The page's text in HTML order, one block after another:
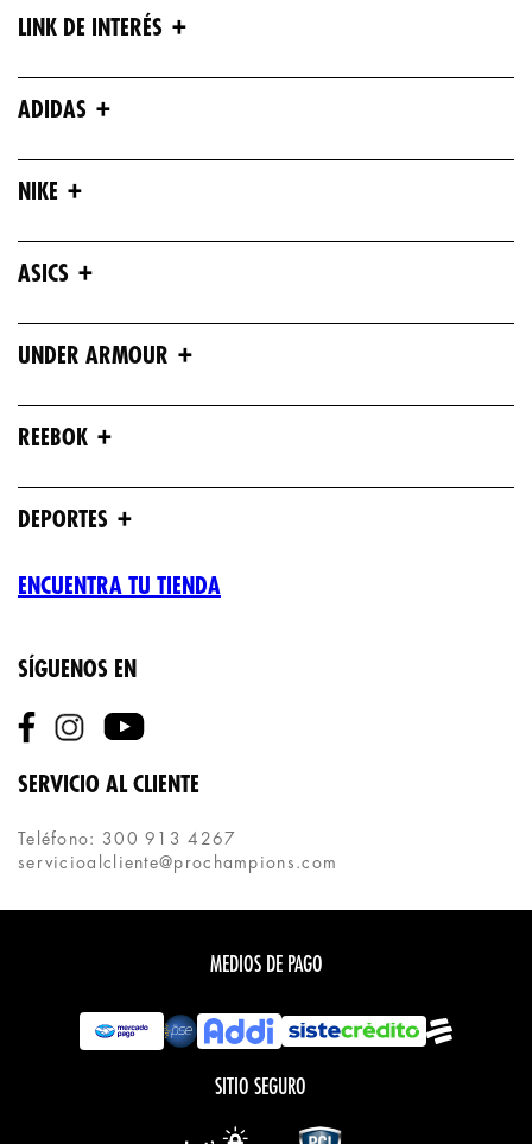
LINK DE INTERÉS +
ADIDAS +
NIKE +
ASICS +
UNDER ARMOUR +
REEBOK +
DEPORTES +
ENCUENTRA TU TIENDA
SÍGUENOS EN
SERVICIO AL CLIENTE
Teléfono: 300 913 4267
servicioalcliente@prochampions.com
MEDIOS DE PAGO
SITIO SEGURO